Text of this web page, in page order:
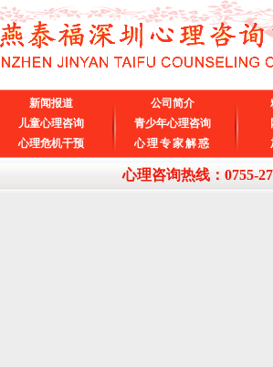
新闻报道 公司简介
儿童心理咨询 青少年心理咨询
心理危机干预 心理专家解惑
心理咨询热线：0755-